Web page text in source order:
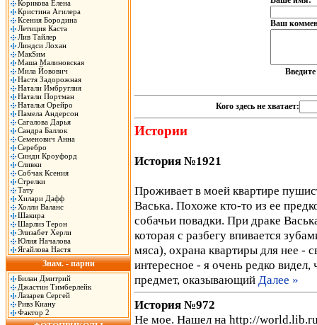
Корикова Елена
Кристина Агилера
Ксения Бородина
Летиция Каста
Лив Тайлер
Линдси Лохан
МакSим
Маша Малиновская
Мила Йовович
Настя Задорожная
Натали Имбруглия
Натали Портман
Наталья Орейро
Памела Андерсон
Сагалова Дарья
Сандра Баллок
Семенович Анна
Серебро
Синди Кроуфорд
Сливки
Собчак Ксения
Стрелки
Тату
Хилари Дафф
Холли Валанс
Шакира
Шарлиз Терон
Элизабет Херли
Юлия Началова
Ягайлова Настя
Знам. - парни
Билан Дмитрий
Джастин Тимберлейк
Лазарев Сергей
Ривз Киану
Фактор 2
Ваш
Кого здесь не хватает:
Истории
История №1921
Проживает в моей квартире
Васька. Похоже кто-то из ее
собачьи повадки. При драке
которая с разбегу впивается
мяса), охрана квартиры для нее -
интересное - я очень редко
предмет, оказывающий Далее »
История №972
Не мое. Нашел на http://